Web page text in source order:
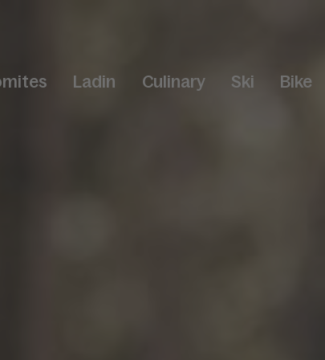
Ladin Culinary Ski Bike